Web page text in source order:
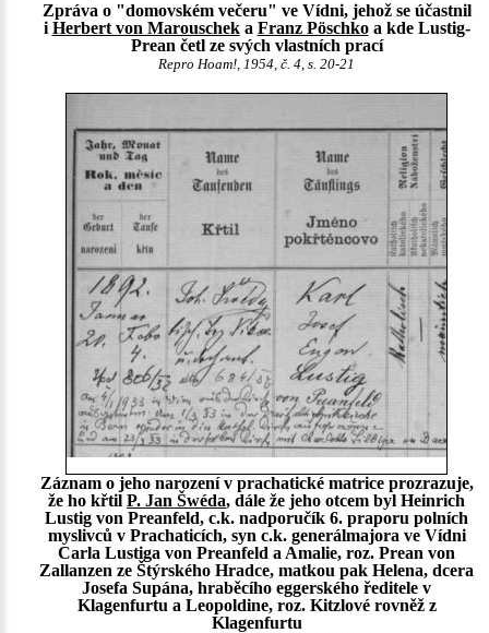
Zpráva o "domovském večeru" ve Vídni, jehož se účastnil
i Herbert von Marouscheka Franz Pöschkoa kde Lustig-
Prean četl ze svých vlastních prací
Repro Hoam!, 1954, č. 4, s. 20-21
Záznam o jeho narození v prachatické matrice prozrazuje,
že ho křtil P. Jan Šwéda, dále že jeho otcem byl Heinrich
Lustig von Preanfeld, c.k. nadporučík 6. praporu polních
myslivců v Prachaticích, syn c.k. generálmajora ve Vídni
Carla Lustiga von Preanfeld a Amalie, roz. Prean von
Zallanzen ze Štýrského Hradce, matkou pak Helena, dcera
Josefa Supána, hraběcího eggerského ředitele v
Klagenfurtu a Leopoldine, roz. Kitzlové rovněž z
Klagenfurtu